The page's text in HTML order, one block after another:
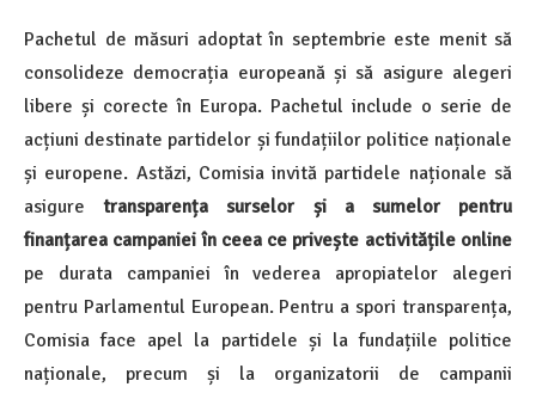
Pachetul de măsuri adoptat în septembrie este menit să
consolideze democrația europeană și să asigure alegeri
libere și corecte în Europa. Pachetul include o serie de
acțiuni destinate partidelor și fundațiilor politice naționale
și europene. Astăzi, Comisia invită partidele naționale să
asiguretransparența surselor și a sumelor pentru
finanțarea campaniei în ceea ce privește activitățile online
pe durata campaniei în vederea apropiatelor alegeri
pentru Parlamentul European. Pentru a spori transparența,
Comisia face apel la partidele și la fundațiile politice
naționale, precum și la organizatorii de campanii